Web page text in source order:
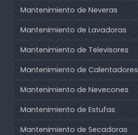
Mantenimiento de Neveras
Mantenimiento de Lavadoras
Mantenimiento de Televisores
Mantenimiento de Calentadores
Mantenimiento de Nevecones
Mantenimiento de Estufas
Mantenimiento de Secadoras